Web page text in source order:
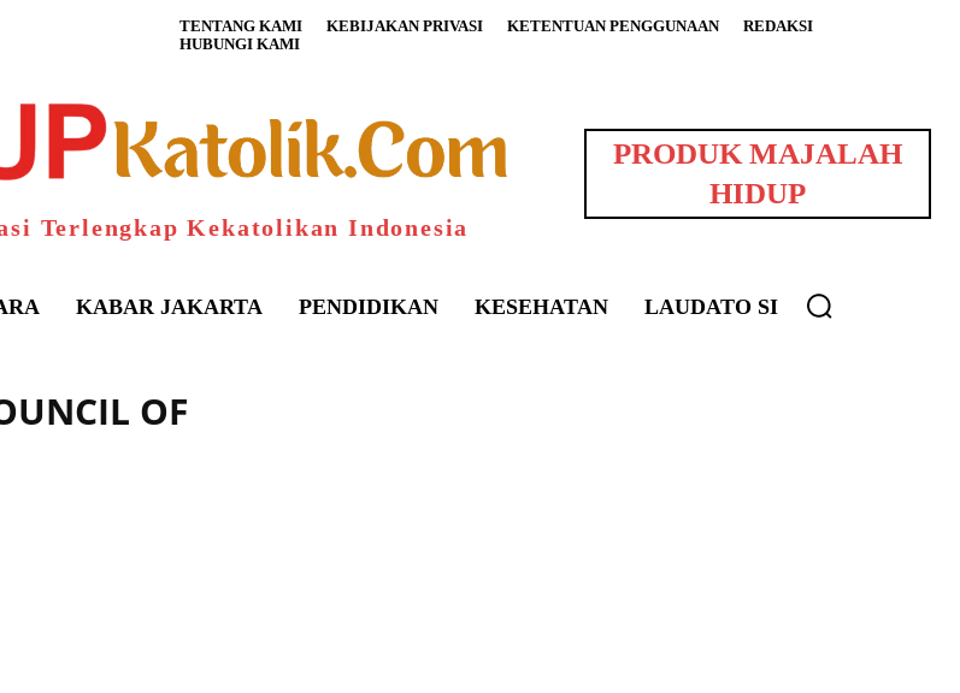
TENTANG KAMI KEBIJAKAN PRIVASI KETENTUAN PENGGUNAAN
REDAKSI
HUBUNGI KAMI
Terlengkap Kekatolikan Indonesia
PRODUK MAJALAH
HIDUP
KABAR JAKARTA PENDIDIKAN KESEHATAN LAUDATO SI
OF